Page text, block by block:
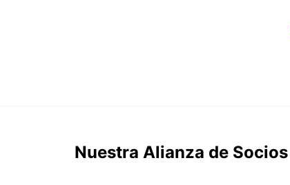
Nuestra Alianza de Socios